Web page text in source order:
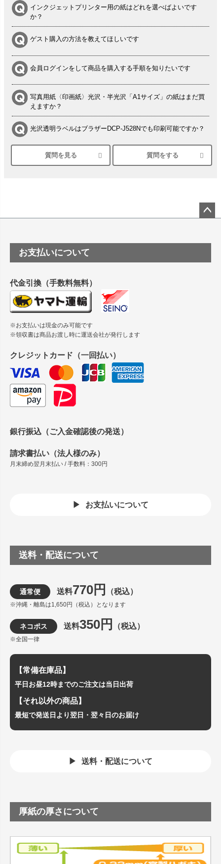
インクジェットプリンター用の紙はどれを選べばよいです
か？
ゲスト購入の方法を教えてほしいです
会員ログインをして商品を購入する手順を知りたいです
写真用紙〈印画紙〉光沢・半光沢「A1サイズ」の紙はまだ買
えますか？
光沢透明ラベルはブラザーDCP-J528Nでも印刷可能ですか？
シルバーペーパーにEPSON EP-30VAで印刷するときの設定
は？
塩ビのロール紙で離型紙が透明の商品はありますか
つや消し半透明ラベルのロールタイプはありますか？
縦420mm×横650mmの包装紙に適した紙はありますか？
質問を見る 質問をする
ップ
お支払いについて
代金引換（手数料無料）
※お支払いは現金のみ可能です
※領収書は商品お渡し時に運送会社が発行します
クレジットカード（一回払い）
銀行振込（ご入金確認後の発送）
請求書払い（法人様のみ）
月末締め翌月末払い / 手数料：300円
お支払いについて
送料・配送について
通常便 送料770円 （税込）
※沖縄・離島は1,650円（税込）となります
ネコポス 送料350円 （税込）
※全国一律
【常備在庫品】
平日お昼12時までのご注文は当日出荷
【それ以外の商品】
最短で発送日より翌日・翌々日のお届け
送料・配送について
厚紙の厚さについて